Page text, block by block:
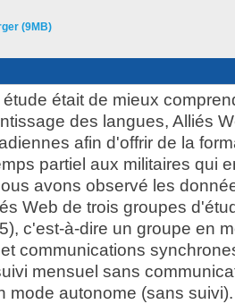
(9MB)
était de mieux
des langues, Alliés
afin d'offrir de la
partiel aux militaires qui
avons observé les
Web de trois groupes
c'est-à-dire un groupe en
communications
mensuel sans
mode autonome (sans